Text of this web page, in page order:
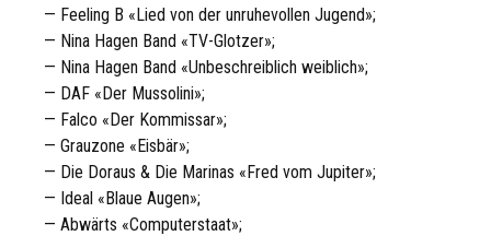
— Feeling B «Lied von der unruhevollen Jugend»;
— Nina Hagen Band «TV-Glotzer»;
— Nina Hagen Band «Unbeschreiblich weiblich»;
— DAF «Der Mussolini»;
— Falco «Der Kommissar»;
— Grauzone «Eisbär»;
— Die Doraus & Die Marinas «Fred vom Jupiter»;
— Ideal «Blaue Augen»;
— Abwärts «Computerstaat»;